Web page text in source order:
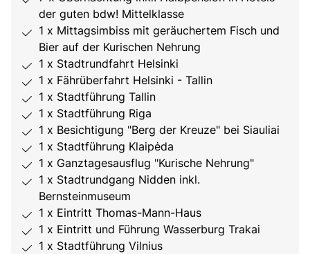
der guten bdw! Mittelklasse
1 x Mittagsimbiss mit geräuchertem Fisch und
Bier auf der Kurischen Nehrung
1 x Stadtrundfahrt Helsinki
1 x Fährüberfahrt Helsinki - Tallin
1 x Stadtführung Tallin
1 x Stadtführung Riga
1 x Besichtigung "Berg der Kreuze" bei Siauliai
1 x Stadtführung Klaipėda
1 x Ganztagesausflug "Kurische Nehrung"
1 x Stadtrundgang Nidden inkl.
Bernsteinmuseum
1 x Eintritt Thomas-Mann-Haus
1 x Eintritt und Führung Wasserburg Trakai
1 x Stadtführung Vilnius